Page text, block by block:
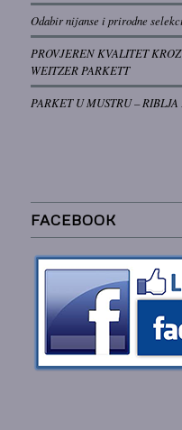
Odabir nijanse i prirodne
PROVJEREN KVALITET
WEITZER PARKETT
PARKET U MUSTRU –
FACEBOOK